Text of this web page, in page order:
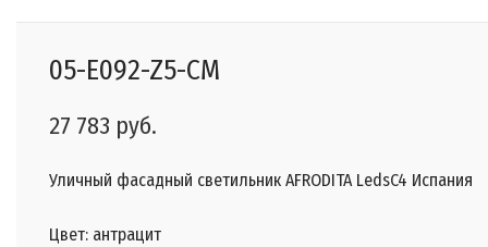
05-E092-Z5-CM
27 783 руб.
Уличный фасадный светильник AFRODITA LedsC4 Испания
Цвет: антрацит